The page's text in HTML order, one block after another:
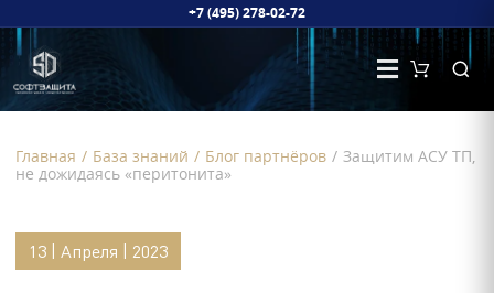
+7 (495) 278-02-72
Главная / База знаний / Блог партнёров / Защитим АСУ ТП,
не дожидаясь «перитонита»
13 | Апреля | 2023